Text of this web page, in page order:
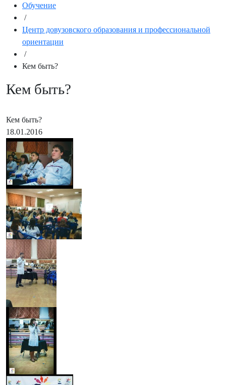
Обучение
/
Центр довузовского образования и профессиональной
ориентации
/
Кем быть?
Кем быть?
Кем быть?
18.01.2016